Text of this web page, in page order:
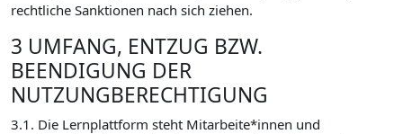
rechtliche Sanktionen nach sich ziehen.
3 UMFANG, ENTZUG BZW.
BEENDIGUNG DER
NUTZUNGBERECHTIGUNG
3.1. Die Lernplattform steht Mitarbeite*innen und